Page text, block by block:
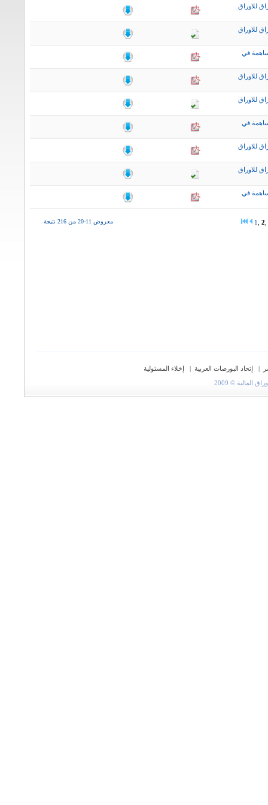
للاوراق
للاوراق
في
للاوراق
للاوراق
في
للاوراق
للاوراق
في
معروض 11-20 من 216 نتيجة 1 2
| إتحاد البورصات العربية |
إخلاء المسئولية
© 2009